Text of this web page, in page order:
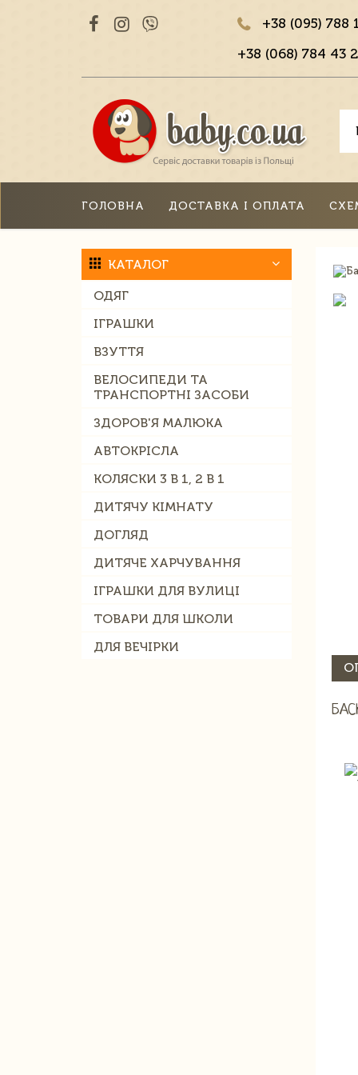
+38 (095) 788
+38 (068) 784 43
ГОЛОВНА ДОСТАВКА І ОПЛАТА
КАТАЛОГ
ОДЯГ
ІГРАШКИ
ВЗУТТЯ
ВЕЛОСИПЕДИ ТА
ТРАНСПОРТНІ ЗАСОБИ
ЗДОРОВ'Я МАЛЮКА
АВТОКРІСЛА
КОЛЯСКИ 3 В 1, 2 В 1
ДИТЯЧУ КІМНАТУ
ДОГЛЯД
ДИТЯЧЕ ХАРЧУВАННЯ
ІГРАШКИ ДЛЯ ВУЛИЦІ
ТОВАРИ ДЛЯ ШКОЛИ
ДЛЯ ВЕЧІРКИ